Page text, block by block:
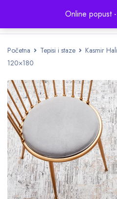
Online popust
Početna Tepisi i staze
Kasmir
120×180